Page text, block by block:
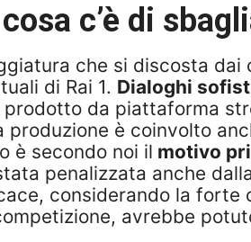
c’è di
che si discosta dai
di Rai 1. Dialoghi
da piattaforma
è coinvolto
è secondo noi il motivo
penalizzata anche
considerando la forte
avrebbe